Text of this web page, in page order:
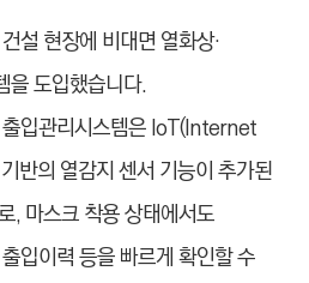
설 현장에 비대면 열화상·
을 도입했습니다.
입관리시스템은 IoT(Internet
반의 열감지 센서 기능이 추가된
, 마스크 착용 상태에서도
입이력 등을 빠르게 확인할 수